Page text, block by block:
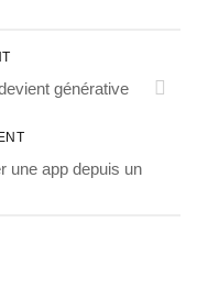
générative
une app depuis un